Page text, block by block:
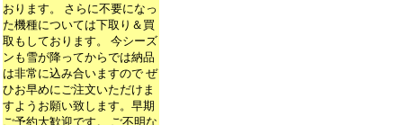
おります。 さらに不要になっ
た機種については下取り＆買
取もしております。 今シーズ
ンも雪が降ってからでは納品
は非常に込み合いますので ぜ
ひお早めにご注文いただけま
すようお願い致します。早期
ご予約大歓迎です。 ご不明な